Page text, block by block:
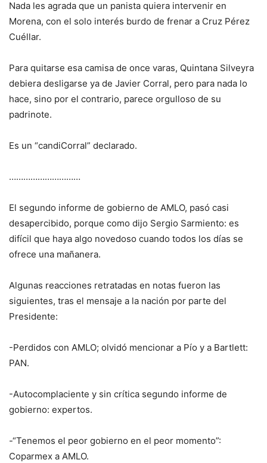
Nada les agrada que un panista quiera intervenir en
Morena, con el solo interés burdo de frenar a Cruz Pérez
Cuéllar.
Para quitarse esa camisa de once varas, Quintana Silveyra
debiera desligarse ya de Javier Corral, pero para nada lo
hace, sino por el contrario, parece orgulloso de su
padrinote.
Es un “candiCorral” declarado.
…………………………
El segundo informe de gobierno de AMLO, pasó casi
desapercibido, porque como dijo Sergio Sarmiento: es
difícil que haya algo novedoso cuando todos los días se
ofrece una mañanera.
Algunas reacciones retratadas en notas fueron las
siguientes, tras el mensaje a la nación por parte del
Presidente:
-Perdidos con AMLO; olvidó mencionar a Pío y a Bartlett:
PAN.
-Autocomplaciente y sin crítica segundo informe de
gobierno: expertos.
-“Tenemos el peor gobierno en el peor momento”:
Coparmex a AMLO.